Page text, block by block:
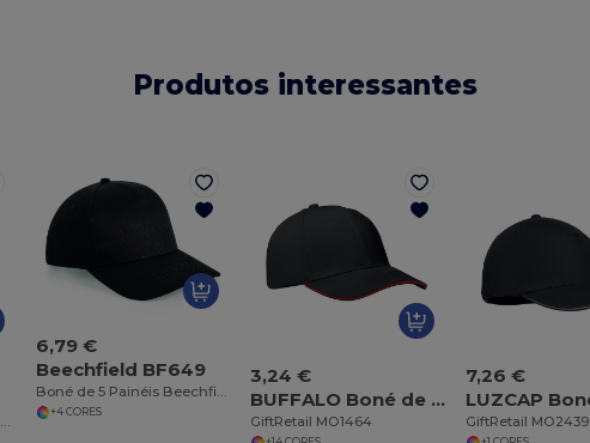
Produtos interessantes
Imperial WOMEN T Shirt De Gola Redonda Para Senhora
6,79 €
Beechfield BF649
+4 CORES
3,24 €
BUFFALO Boné de basebol com 6 painéis
GiftRetail MO1464
7,26 €
GiftRetail MO2439